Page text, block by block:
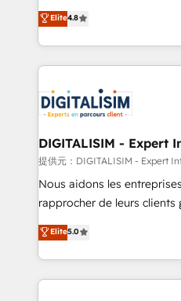
CRM, Solutions Architecture, Onboarding , Data
Migration, Custom
team of 25+ experts Contact us today to help you
get more from your
HubSpot CRM Partner
maximizing EBITDA and
Excellence. With our
strengthen your digital
Implementation partner,
drive your business forward. Since 2015 we are
dedicated to HubSpot
team (50+), we work with
B2B sectors such as
business services. We
impact of your digital
detailed financial rationale
Elite4.8
DIGITALISIM - Expert
提供元：DIGITALISIM - Expert
Nous aidons les
rapprocher de leurs clients
DIGITALISIM, nous avons
réussite des entreprises
le marketing digital, et la
pourquoi, nos experts
Elite5.0